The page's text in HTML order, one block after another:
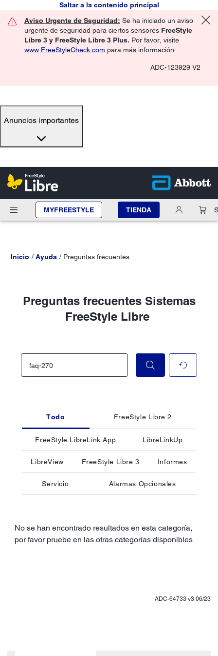
Saltar a la contenido principal
Aviso Urgente de Seguridad: Se ha iniciado un aviso
urgente de seguridad para ciertos sensores FreeStyle
Libre 3 y FreeStyle Libre 3 Plus. Por favor, visite
www.FreeStyleCheck.com para más información.
ADC-123929 V2
Anuncios importantes
MYFREESTYLE TIENDA
Inicio Ayuda Preguntas frecuentes
Preguntas frecuentes Sistemas
FreeStyle Libre
Todo FreeStyle Libre 2
FreeStyle LibreLink App LibreLinkUp
LibreView FreeStyle Libre 3 Informes
Servicio Alarmas Opcionales
No se han encontrado resultados en esta categoría,
por favor pruebe en las otras categorías disponibles
ADC-64733 v3 06/23